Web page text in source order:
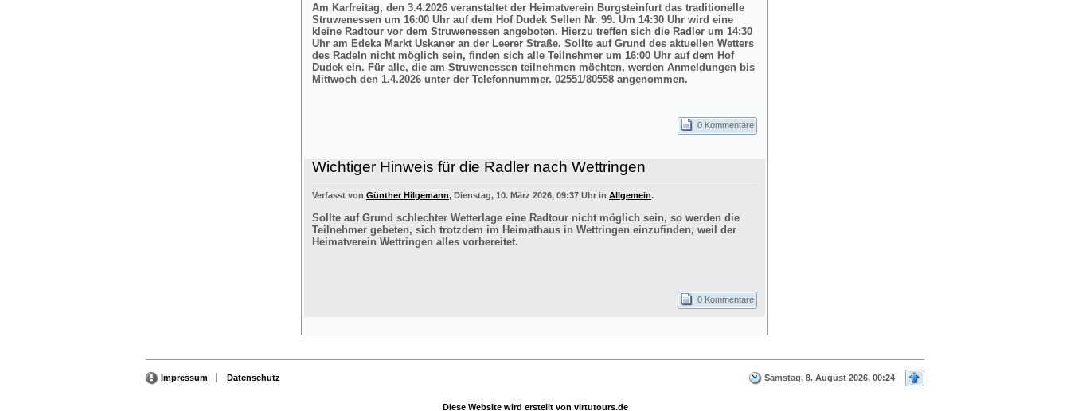
Am Karfreitag, den 3.4.2026 veranstaltet der Heimatverein Burgsteinfurt das traditionelle
Struwenessen um 16:00 Uhr auf dem Hof Dudek Sellen Nr. 99. Um 14:30 Uhr wird eine
kleine Radtour vor dem Struwenessen angeboten. Hierzu treffen sich die Radler um 14:30
Uhr am Edeka Markt Uskaner an der Leerer Straße. Sollte auf Grund des aktuellen Wetters
des Radeln nicht möglich sein, finden sich alle Teilnehmer um 16:00 Uhr auf dem Hof
Dudek ein. Für alle, die am Struwenessen teilnehmen möchten, werden Anmeldungen bis
Mittwoch den 1.4.2026 unter der Telefonnummer. 02551/80558 angenommen.
0 Kommentare
Wichtiger Hinweis für die Radler nach Wettringen
Verfasst von Günther Hilgemann, Dienstag, 10. März 2026, 09:37 Uhr in Allgemein.
Sollte auf Grund schlechter Wetterlage eine Radtour nicht möglich sein, so werden die
Teilnehmer gebeten, sich trotzdem im Heimathaus in Wettringen einzufinden, weil der
Heimatverein Wettringen alles vorbereitet.
0 Kommentare
Impressum Datenschutz Samstag, 8. August 2026, 00:24
Diese Website wird erstellt von virtutours.de